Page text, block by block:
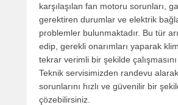
karşılaşılan fan motoru sorunları,
gerektiren durumlar ve elektrik
problemler bulunmaktadır. Bu tür
edip, gerekli onarımları yaparak
tekrar verimli bir şekilde çalışmasını
Teknik servisimizden randevu alarak
sorunlarını hızlı ve güvenilir bir
çözebilirsiniz.